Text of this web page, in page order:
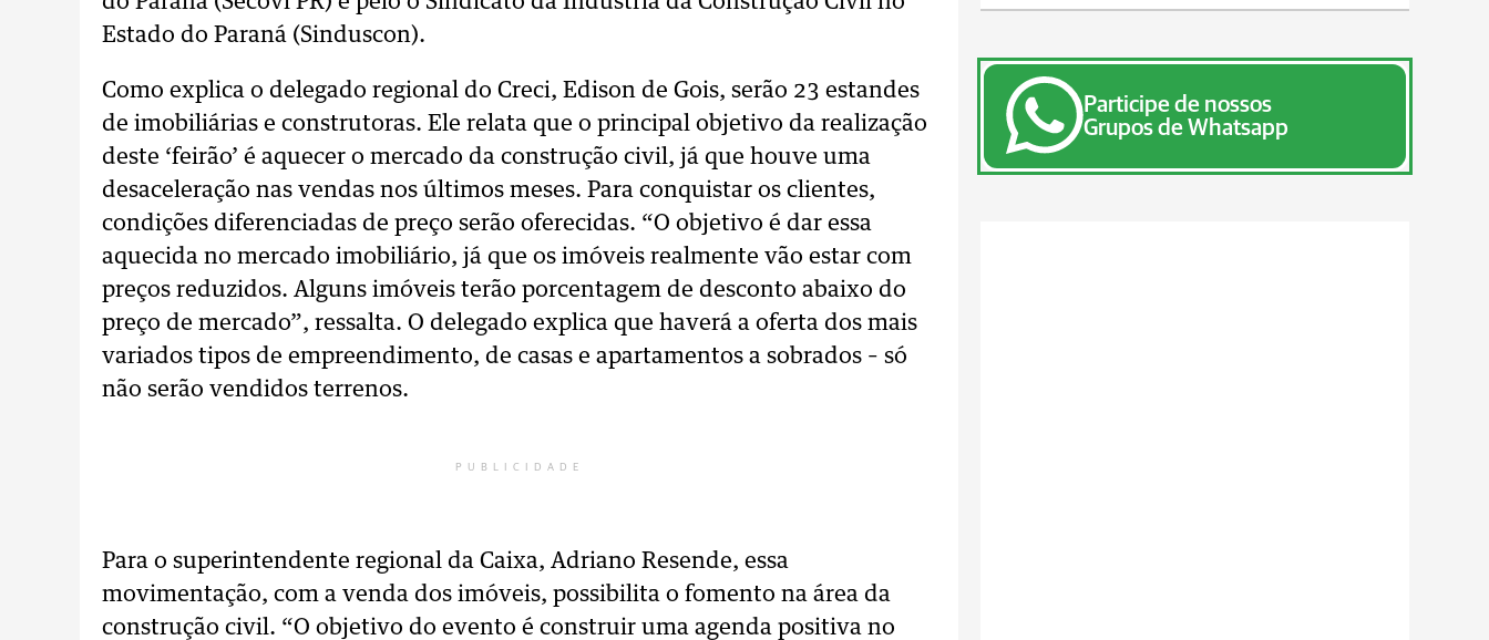
Estado do Paraná (Sinduscon).
Como explica o delegado regional do Creci, Edison de Gois, serão 23 estandes
de imobiliárias e construtoras. Ele relata que o principal objetivo da realização
deste ‘feirão’ é aquecer o mercado da construção civil, já que houve uma
desaceleração nas vendas nos últimos meses. Para conquistar os clientes,
condições diferenciadas de preço serão oferecidas. “O objetivo é dar essa
aquecida no mercado imobiliário, já que os imóveis realmente vão estar com
preços reduzidos. Alguns imóveis terão porcentagem de desconto abaixo do
preço de mercado”, ressalta. O delegado explica que haverá a oferta dos mais
variados tipos de empreendimento, de casas e apartamentos a sobrados – só
não serão vendidos terrenos.
PUBLICIDADE
Para o superintendente regional da Caixa, Adriano Resende, essa
movimentação, com a venda dos imóveis, possibilita o fomento na área da
construção civil. “O objetivo do evento é construir uma agenda positiva no
Participe de nossos
Grupos de Whatsapp